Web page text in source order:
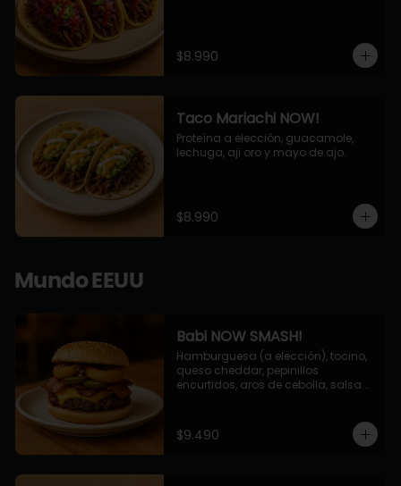
$8.990
Taco Mariachi NOW!
Proteína a elección, guacamole,
lechuga, aji oro y mayo de ajo.
$8.990
Mundo EEUU
Babi NOW SMASH!
Hamburguesa (a elección), tocino,
queso cheddar, pepinillos
encurtidos, aros de cebolla, salsa
$9.490